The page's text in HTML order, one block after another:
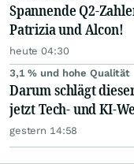
Spannende Q2-
Patrizia und Alcon!
heute 04:30
3,1 % und hohe Qualität
Darum schlägt
jetzt Tech- und KI-
gestern 14:58